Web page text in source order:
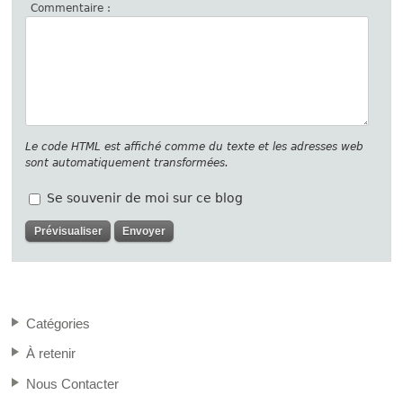
Commentaire :
Le code HTML est affiché comme du texte et les adresses web
sont automatiquement transformées.
Se souvenir de moi sur ce blog
Catégories
À retenir
Nous Contacter